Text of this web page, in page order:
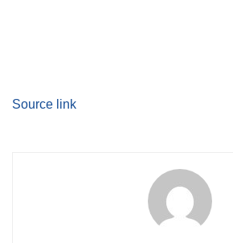
Source link